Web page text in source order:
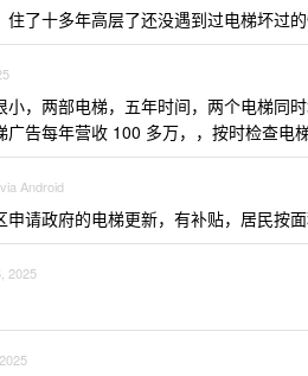
了十多年高层了还没遇到过电梯坏过的
小，两部电梯，五年时间，两个电梯同
告每年营收 100 多万，，按时检查电
Android
请政府的电梯更新，有补贴，居民按
2025